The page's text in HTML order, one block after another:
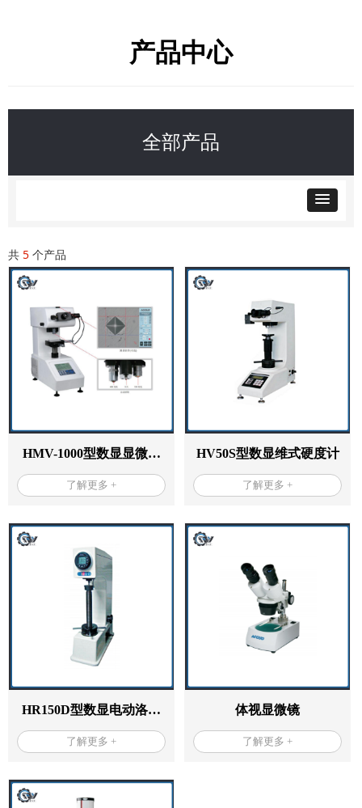
产品中心
全部产品
共 5 个产品
HMV-1000型数显显微维
氏硬度计
了解更多 +
HV50S型数显维式硬度计
了解更多 +
HR150D型数显电动洛氏
硬度计
了解更多 +
体视显微镜
了解更多 +